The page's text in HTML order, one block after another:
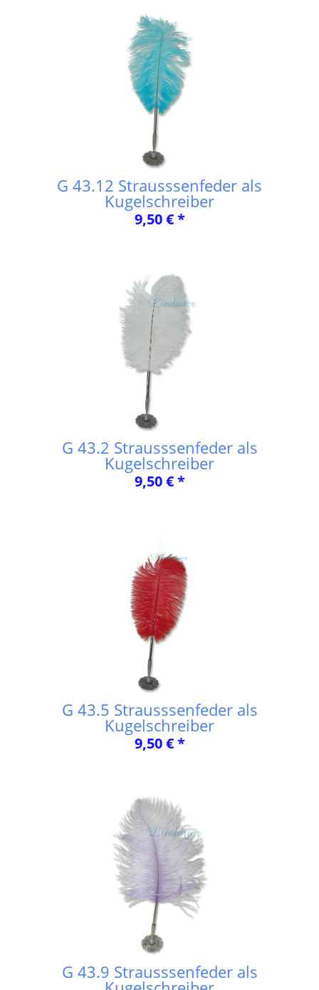
G 43.12 Strausssenfeder als
Kugelschreiber
9,50 € *
G 43.2 Strausssenfeder als
Kugelschreiber
9,50 € *
G 43.5 Strausssenfeder als
Kugelschreiber
9,50 € *
G 43.9 Strausssenfeder als